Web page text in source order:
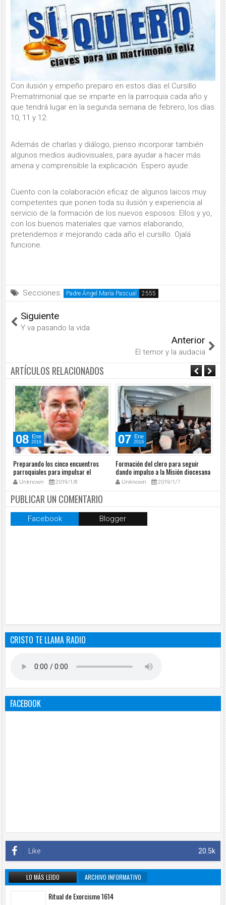
Con ilusión y empeño preparo en estos días el Cursillo
Prematrimonial que se imparte en la parroquia cada año y
que tendrá lugar en la segunda semana de febrero, los días
10, 11 y 12.
Además de charlas y diálogo, pienso incorporar también
algunos medios audiovisuales, para ayudar a hacer más
amena y comprensible la explicación. Espero ayude.
Cuento con la colaboración eficaz de algunos laicos muy
competentes que ponen toda su ilusión y experiencia al
servicio de la formación de los nuevos esposos. Ellos y yo,
con los buenos materiales que vamos elaborando,
pretendemos ir mejorando cada año el cursillo. Ojalá
funcione.
Secciones: Padre Ángel María Pascual
Siguiente
Y va pasando la vida
Anterior
El temor y la audacia
ARTÍCULOS RELACIONADOS
08 Ene
2019
Preparando los cinco encuentros
parroquiales para impulsar el
dinamismo misionero
Unknown 2019/1/8
07 Ene
2019
Formación del clero para seguir
dando impulso a la Misión diocesana
Unknown 2019/1/7
PUBLICAR UN COMENTARIO
Facebook Blogger
CRISTO TE LLAMA RADIO
FACEBOOK
20.5k
Like
LO MÁS LEIDO ARCHIVO INFORMATIVO
Ritual de Exorcismo 1614